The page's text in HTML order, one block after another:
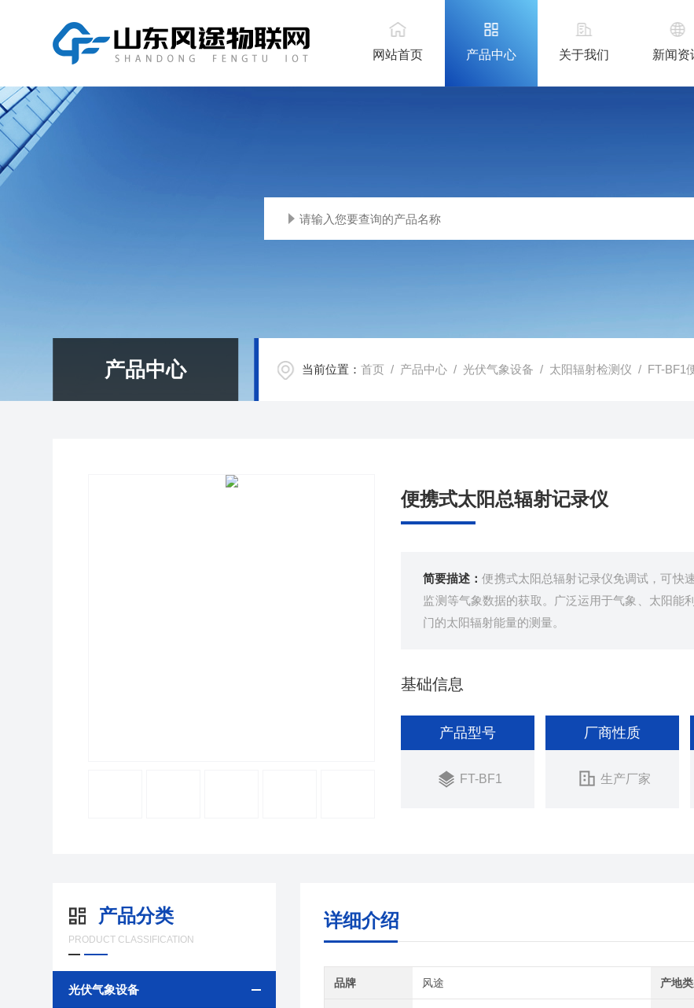
网站首页 产品中心 关于我们 新闻资
产品中心 当前位置：首页 / 产品中心 /光伏气象设备 / 太阳辐射检测仪 / FT-BF1
便携式太阳总辐射记录仪
简要描述：便携式太阳总辐射记录仪免调试，可快
监测等气象数据的获取。广泛运用于气象、太阳能
门的太阳辐射能量的测量。
基础信息
产品型号
FT-BF1
厂商性质
生产厂家
产品分类
PRODUCT CLASSIFICATION
光伏气象设备
详细介绍
品牌 风途 产地类